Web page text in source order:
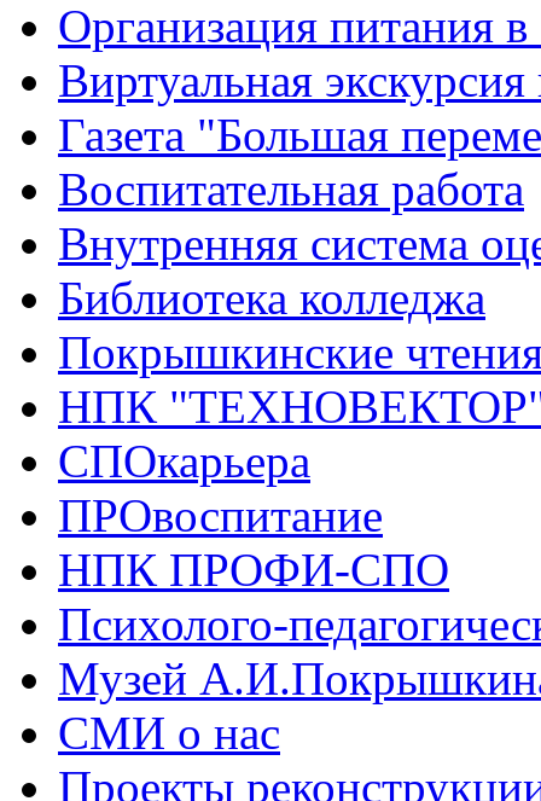
Организация питания в
Виртуальная
Газета "Большая
Воспитательная работа
Внутренняя система
Библиотека колледжа
Покрышкинские
НПК
СПОкарьера
ПРОвоспитание
НПК ПРОФИ-СПО
Психолого-
Музей
СМИ о нас
Проекты